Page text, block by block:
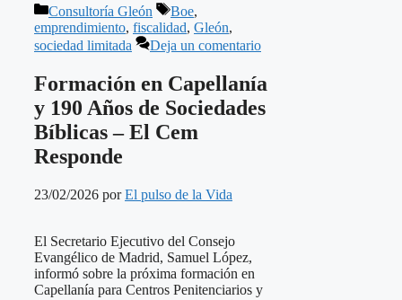
Categorías
Consultoría Gleón Etiquetas
Boe,
emprendimiento, fiscalidad, Gleón,
sociedad limitada
Deja un comentario
Formación en Capellanía
y 190 Años de Sociedades
Bíblicas – El Cem
Responde
23/02/2026 porEl pulso de la Vida
El Secretario Ejecutivo del Consejo
Evangélico de Madrid, Samuel López,
informó sobre la próxima formación en
Capellanía para Centros Penitenciarios y